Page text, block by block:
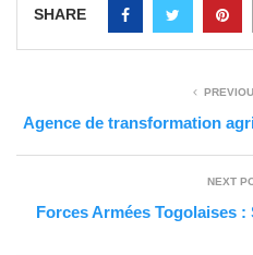
SHARE
Agence de transformation
NEXT
Forces Armées Togolaises